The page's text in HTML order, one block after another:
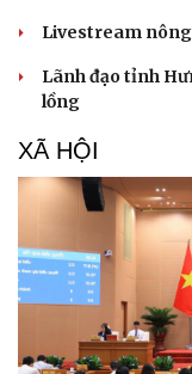
Livestream nông
Lãnh đạo tỉnh
lồng
XÃ HỘI